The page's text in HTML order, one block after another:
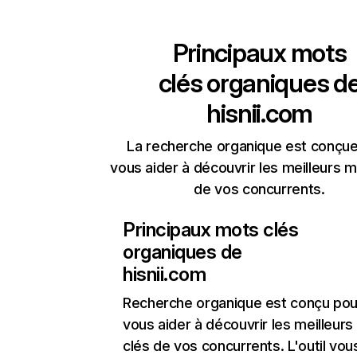
Principaux mots
clés organiques
hisnii.com
La recherche organique est
vous aider à découvrir les meilleurs
de vos concurrents.
Principaux mots clés
organiques de
hisnii.com
Recherche organique est conçu
vous aider à découvrir les
clés de vos concurrents. L'outil